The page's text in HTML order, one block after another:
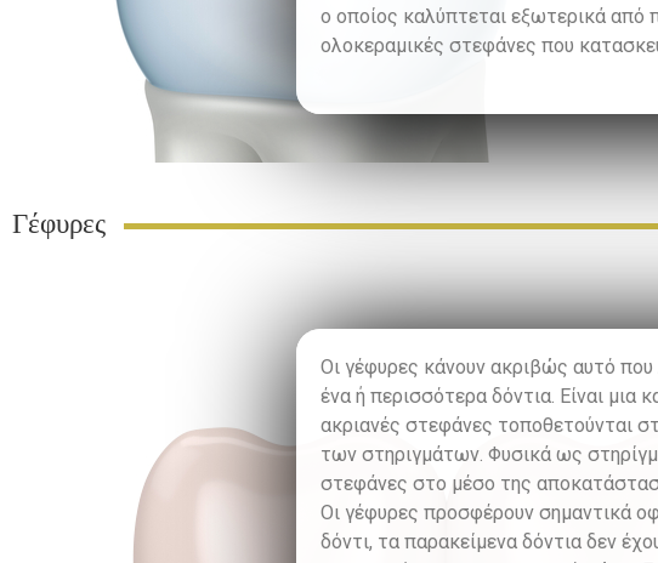
ο οποίος καλύπτεται εξωτερικά από
ολοκεραμικές στεφάνες που
Γέφυρες
Οι γέφυρες κάνουν ακριβώς αυτό
ένα ή περισσότερα δόντια. Είναι
ακριανές στεφάνες τοποθετούνται
των στηριγμάτων. Φυσικά ως
στεφάνες στο μέσο της
Οι γέφυρες προσφέρουν σημαντικά
δόντι, τα παρακείμενα δόντια δεν